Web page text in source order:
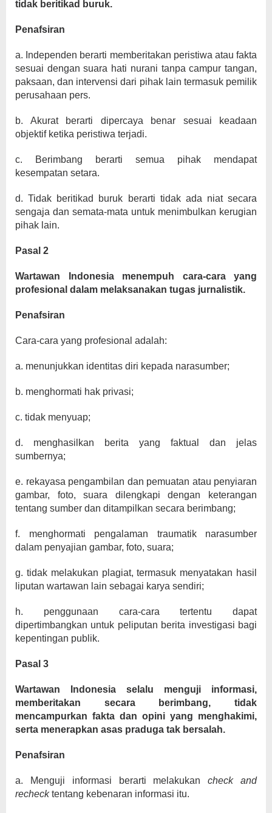
tidak beritikad buruk.
Penafsiran
a. Independen berarti memberitakan peristiwa atau fakta
sesuai dengan suara hati nurani tanpa campur tangan,
paksaan, dan intervensi dari pihak lain termasuk pemilik
perusahaan pers.
b. Akurat berarti dipercaya benar sesuai keadaan
objektif ketika peristiwa terjadi.
c. Berimbang berarti semua pihak mendapat
kesempatan setara.
d. Tidak beritikad buruk berarti tidak ada niat secara
sengaja dan semata-mata untuk menimbulkan kerugian
pihak lain.
Pasal 2
Wartawan Indonesia menempuh cara-cara yang
profesional dalam melaksanakan tugas jurnalistik.
Penafsiran
Cara-cara yang profesional adalah:
a. menunjukkan identitas diri kepada narasumber;
b. menghormati hak privasi;
c. tidak menyuap;
d. menghasilkan berita yang faktual dan jelas
sumbernya;
e. rekayasa pengambilan dan pemuatan atau penyiaran
gambar, foto, suara dilengkapi dengan keterangan
tentang sumber dan ditampilkan secara berimbang;
f. menghormati pengalaman traumatik narasumber
dalam penyajian gambar, foto, suara;
g. tidak melakukan plagiat, termasuk menyatakan hasil
liputan wartawan lain sebagai karya sendiri;
h. penggunaan cara-cara tertentu dapat
dipertimbangkan untuk peliputan berita investigasi bagi
kepentingan publik.
Pasal 3
Wartawan Indonesia selalu menguji informasi,
memberitakan secara berimbang, tidak
mencampurkan fakta dan opini yang menghakimi,
serta menerapkan asas praduga tak bersalah.
Penafsiran
a. Menguji informasi berarti melakukancheck and
rechecktentang kebenaran informasi itu.